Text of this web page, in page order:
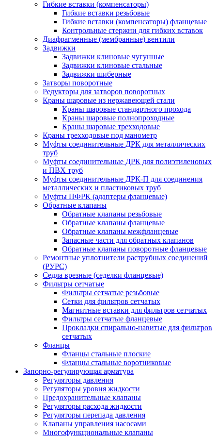
Гибкие вставки (компенсаторы)
Гибкие вставки резьбовые
Гибкие вставки (компенсаторы) фланцевые
Контрольные стержни для гибких вставок
Диафрагменные (мембранные) вентили
Задвижки
Задвижки клиновые чугунные
Задвижки клиновые стальные
Задвижки шиберные
Затворы поворотные
Редукторы для затворов поворотных
Краны шаровые из нержавеющей стали
Краны шаровые стандартного прохода
Краны шаровые полнопроходные
Краны шаровые трехходовые
Краны трехходовые под манометр
Муфты соединительные ДРК для металлических
труб
Муфты соединительные ДРК для полиэтиленовых
и ПВХ труб
Муфты соединительные ДРК-П для соединения
металлических и пластиковых труб
Муфты ПФРК (адаптеры фланцевые)
Обратные клапаны
Обратные клапаны резьбовые
Обратные клапаны фланцевые
Обратные клапаны межфланцевые
Запасные части для обратных клапанов
Обратные клапаны поворотные фланцевые
Ремонтные уплотнители раструбных соединений
(РУРС)
Седла врезные (седелки фланцевые)
Фильтры сетчатые
Фильтры сетчатые резьбовые
Сетки для фильтров сетчатых
Магнитные вставки для фильтров сетчатых
Фильтры сетчатые фланцевые
Прокладки спирально-навитые для фильтров
сетчатых
Фланцы
Фланцы стальные плоские
Фланцы стальные воротниковые
Запорно-регулирующая арматура
Регуляторы давления
Регуляторы уровня жидкости
Предохранительные клапаны
Регуляторы расхода жидкости
Регуляторы перепада давления
Клапаны управления насосами
Многофункциональные клапаны